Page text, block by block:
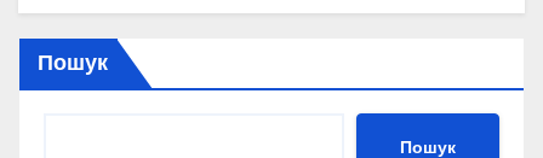
Пошук
Пошук